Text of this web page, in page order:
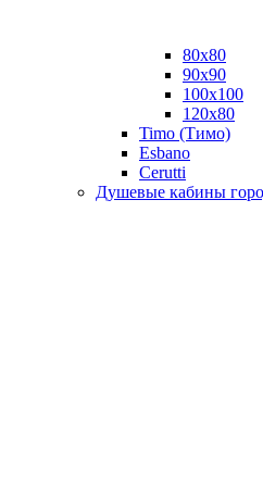
80x80
90x90
100x100
120x80
Timo (Тимо)
Esbano
Сerutti
Душевые кабины